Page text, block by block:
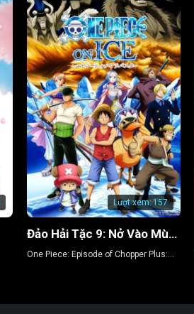
Lượt xem:157
Đảo Hải Tặc 9: Nở Vào Mùa Đông, Hoa Sakura Diệu Kỳ
One Piece: Episode of Chopper Plus: